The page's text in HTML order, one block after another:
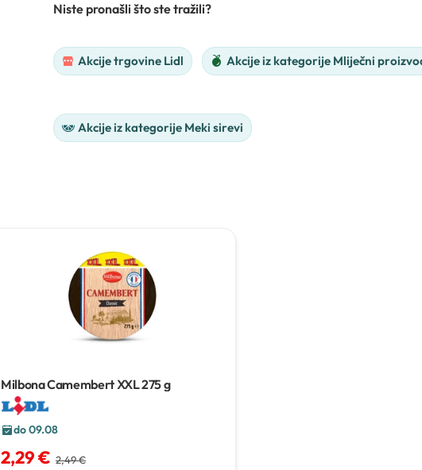
Niste pronašli što ste tražili?
Akcije trgovine Lidl Akcije iz kategorije Mliječni
Akcije iz kategorije Meki sirevi
Milbona Camembert XXL275 g
do 09.08
2,29 € 2,49 €